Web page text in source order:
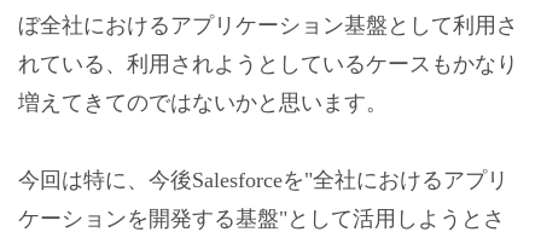
ぼ全社におけるアプリケーション基盤として利用さ
れている、利用されようとしているケースもかなり
増えてきてのではないかと思います。
今回は特に、今後Salesforceを"全社におけるアプリ
ケーションを開発する基盤"として活用しようとさ